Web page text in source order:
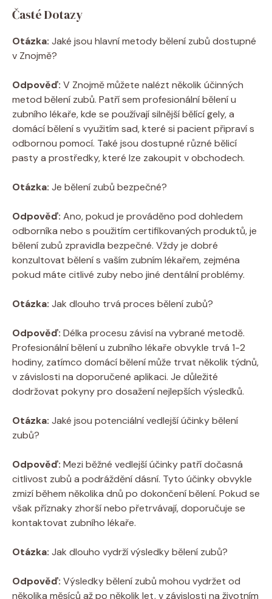
Časté Dotazy
Otázka: Jaké jsou hlavní metody bělení zubů dostupné
v Znojmě?
Odpověď: V Znojmě můžete nalézt několik účinných
metod bělení zubů. Patří sem profesionální bělení u
zubního lékaře, kde se používají silnější bělící gely, a
domácí bělení s využitím sad, které si pacient připraví s
odbornou pomocí. Také jsou dostupné různé bělicí
pasty a prostředky, které lze zakoupit v obchodech.
Otázka: Je bělení zubů bezpečné?
Odpověď: Ano, pokud je prováděno pod dohledem
odborníka nebo s použitím certifikovaných produktů, je
bělení zubů zpravidla bezpečné. Vždy je dobré
konzultovat bělení s vaším zubním lékařem, zejména
pokud máte citlivé zuby nebo jiné dentální problémy.
Otázka: Jak dlouho trvá proces bělení zubů?
Odpověď: Délka procesu závisí na vybrané metodě.
Profesionální bělení u zubního lékaře obvykle trvá 1-2
hodiny, zatímco domácí bělení může trvat několik týdnů,
v závislosti na doporučené aplikaci. Je důležité
dodržovat pokyny pro dosažení nejlepších výsledků.
Otázka: Jaké jsou potenciální vedlejší účinky bělení
zubů?
Odpověď: Mezi běžné vedlejší účinky patří dočasná
citlivost zubů a podráždění dásní. Tyto účinky obvykle
zmizí během několika dnů po dokončení bělení. Pokud se
však příznaky zhorší nebo přetrvávají, doporučuje se
kontaktovat zubního lékaře.
Otázka: Jak dlouho vydrží výsledky bělení zubů?
Odpověď: Výsledky bělení zubů mohou vydržet od
několika měsíců až po několik let, v závislosti na životním